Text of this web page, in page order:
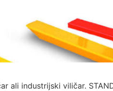
industrijski viličar.